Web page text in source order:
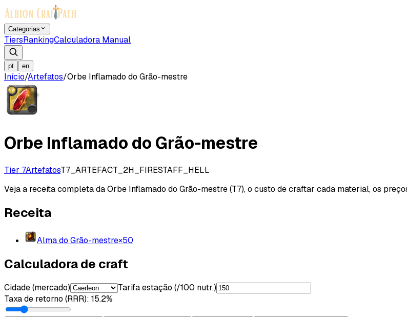
Categorias
TiersRankingCalculadora Manual
pt en
Início/Artefatos/Orbe Inflamado do Grão-mestre
Orbe Inflamado do Grão-mestre
Tier 7ArtefatosT7_ARTEFACT_2H_FIRESTAFF_HELL
Veja a receita completa da Orbe Inflamado do Grão-mestre (T7), o custo de craftar cada material, os
Receita
Alma do Grão-mestre×50
Calculadora de craft
Cidade (mercado)
Tarifa estação (/100 nutr.)
Taxa de retorno (RRR): 15.2%